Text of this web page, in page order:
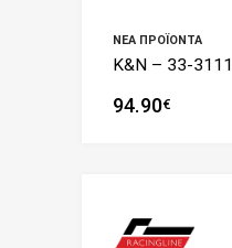
ΝΈΑ ΠΡΟΪΌΝΤΑ
K&N – 33-3111
94.90€